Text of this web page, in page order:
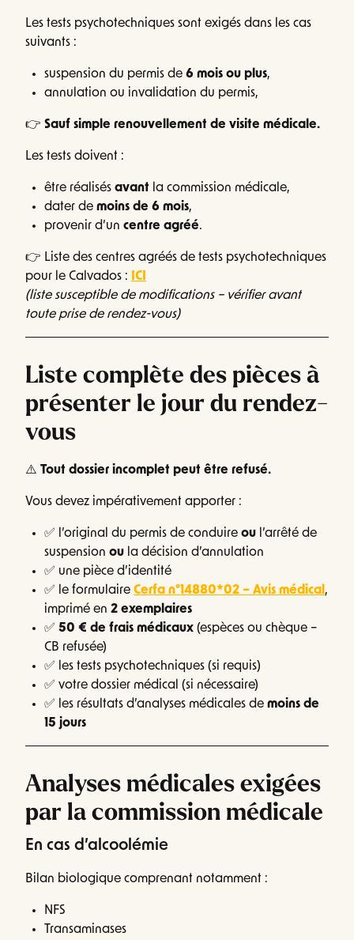
Les tests psychotechniques sont exigés dans les cas
suivants :
suspension du permis de 6 mois ou plus,
annulation ou invalidation du permis,
👉 Sauf simple renouvellement de visite médicale.
Les tests doivent :
être réalisés avant la commission médicale,
dater de moins de 6 mois,
provenir d’un centre agréé.
👉 Liste des centres agréés de tests psychotechniques
pour le Calvados :
ICI
(liste susceptible de modifications – vérifier avant
toute prise de rendez-vous)
Liste complète des pièces à
présenter le jour du rendez-
vous
⚠️ Tout dossier incomplet peut être refusé.
Vous devez impérativement apporter :
✅ l’original du permis de conduire ou l’arrêté de
suspension ou la décision d’annulation
✅ une pièce d’identité
✅ le formulaire Cerfa n°14880*02 – Avis médical ,
imprimé en 2 exemplaires
✅ 50 € de frais médicaux (espèces ou chèque –
CB refusée)
✅ les tests psychotechniques (si requis)
✅ votre dossier médical (si nécessaire)
✅ les résultats d’analyses médicales de moins de
15 jours
Analyses médicales exigées
par la commission médicale
En cas d’alcoolémie
Bilan biologique comprenant notamment :
NFS
Transaminases